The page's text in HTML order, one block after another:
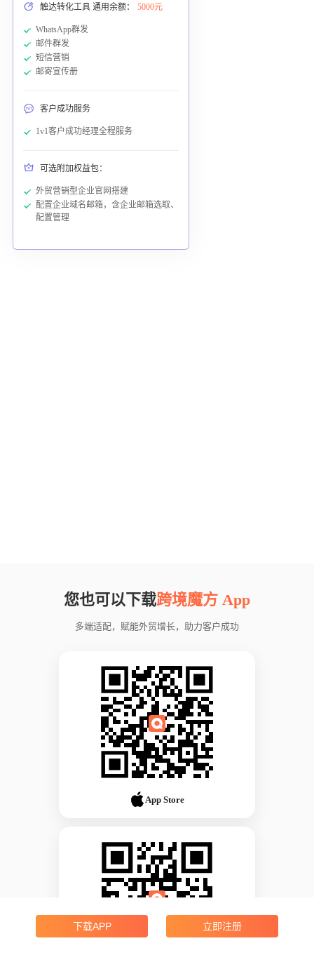
触达转化工具 通用余额： 5000元
WhatsApp群发
邮件群发
短信营销
邮寄宣传册
客户成功服务
1v1客户成功经理全程服务
可选附加权益包：
外贸营销型企业官网搭建
配置企业域名邮箱，含企业邮箱选取、
配置管理
您也可以下载跨境魔方 App
多端适配，赋能外贸增长，助力客户成功
App Store
下载APP 立即注册